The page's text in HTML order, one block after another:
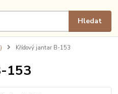
Hledat
Křídový jantar B-153
153